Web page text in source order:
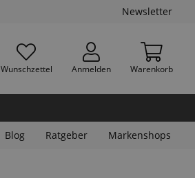
Newsletter
Wunschzettel Anmelden Warenkorb
Blog Ratgeber Markenshops